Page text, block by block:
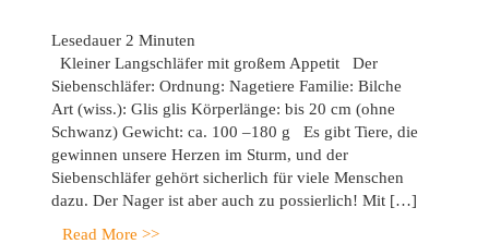
Lesedauer 2 Minuten
Kleiner Langschläfer mit großem Appetit Der
Siebenschläfer: Ordnung: Nagetiere Familie: Bilche
Art (wiss.): Glis glis Körperlänge: bis 20 cm (ohne
Schwanz) Gewicht: ca. 100 –180 g Es gibt Tiere, die
gewinnen unsere Herzen im Sturm, und der
Siebenschläfer gehört sicherlich für viele Menschen
dazu. Der Nager ist aber auch zu possierlich! Mit […]
Read More >>